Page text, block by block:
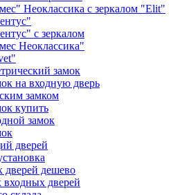
Неоклассика с зеркалом "Elit"
с зеркалом
Неоклассика"
замок
на входную дверь
замком
купить
замок
дверей
дверей дешево
входных дверей